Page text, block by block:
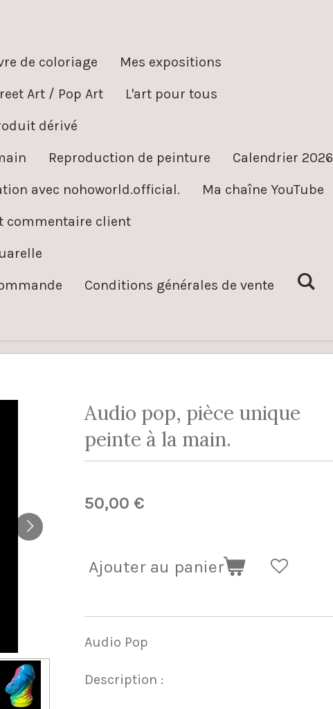
de coloriage
Mes expositions
Art / Pop Art
L'art pour tous
dérivé
Reproduction de peinture
Calendrier 2026
avec nohoworld.official.
Ma chaîne YouTube
commentaire client
Conditions générales de vente
Audio pop, pièce unique
peinte à la main.
50,00 €
Ajouter au panier
Audio Pop
​Description :